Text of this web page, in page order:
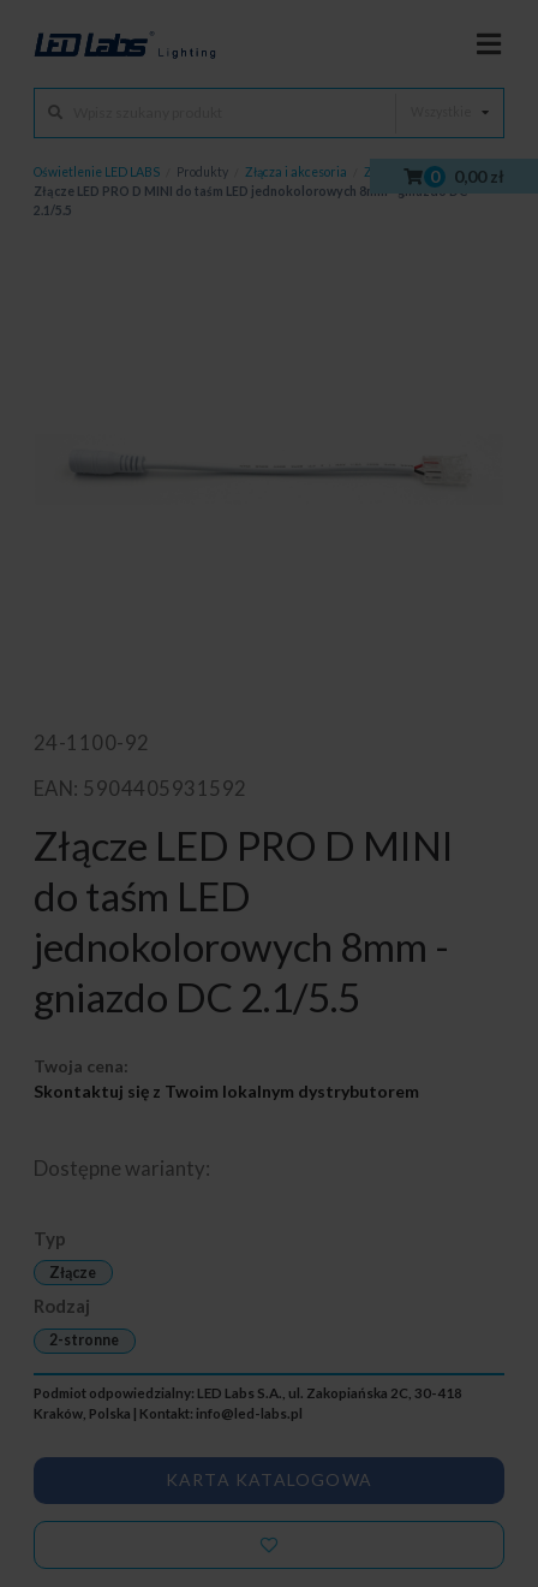
0 0,00 zł
Oświetlenie LED LABS Produkty Złącza i akcesoria Złącza
/
Złącze LED PRO D MINI do taśm LED jednokolorowych 8mm - gniazdo DC
2.1/5.5
24-1100-92
EAN: 5904405931592
Złącze LED PRO D MINI
do taśm LED
jednokolorowych 8mm -
gniazdo DC 2.1/5.5
Twoja cena:
Skontaktuj się z Twoim lokalnym dystrybutorem
KARTA KATALOGOWA
Dostępne warianty:
Typ
Złącze
Rodzaj
2-stronne
Podmiot odpowiedzialny: LED Labs S.A., ul. Zakopiańska 2C, 30-418
Kraków, Polska | Kontakt: info@led-labs.pl